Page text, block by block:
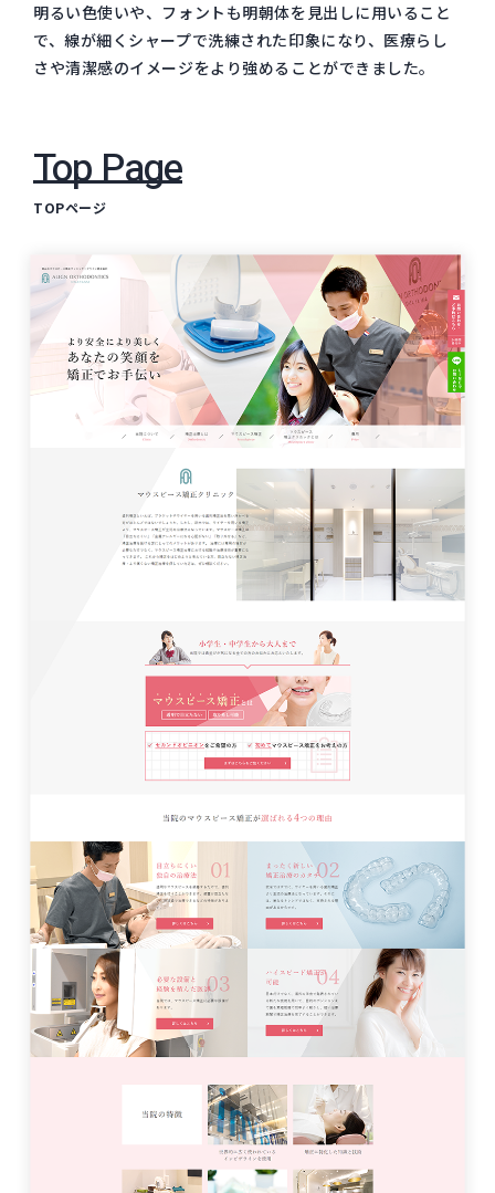
明るい色使いや、フォントも明朝体を見出しに用いること
で、線が細くシャープで洗練された印象になり、医療らし
さや清潔感のイメージをより強めることができました。
Top Page
TOPページ